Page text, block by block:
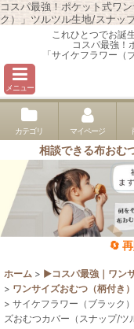
コスパ最強！ポケット式ワ
ク）」ツルツル生地/スナッ
これひとつでお誕
コスパ最強！
「サイケフラワー
メニュー
カテゴリ マイページ
相談できる布おむ
🔄
ホーム > ▶︎コスパ最強｜ワン
> ワンサイズおむつ（柄付き）
> サイケフラワー（ブラック
ズおむつカバー（スナップ/ツ